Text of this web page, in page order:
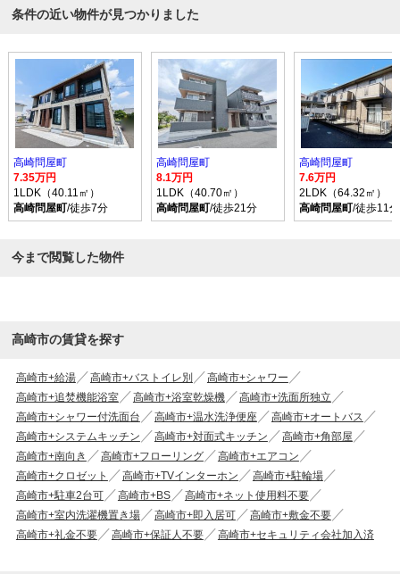
条件の近い物件が見つかりました
高崎問屋町
7.35万円
1LDK（40.11㎡）
高崎問屋町/徒歩7分
高崎問屋町
8.1万円
1LDK（40.70㎡）
高崎問屋町/徒歩21分
高崎問屋町
7.6万円
2LDK（64.32㎡）
高崎問屋町/徒歩11分
今まで閲覧した物件
高崎市の賃貸を探す
高崎市+給湯 高崎市+バストイレ別
高崎市+シャワー
高崎市+追焚機能浴室
高崎市+浴室乾燥機
高崎市+洗面所独立
高崎市+シャワー付洗面台
高崎市+温水洗浄便座
高崎市+オートバス
高崎市+システムキッチン
高崎市+対面式キッチン
高崎市+角部屋
高崎市+南向き
高崎市+フローリング
高崎市+エアコン
高崎市+クロゼット
高崎市+TVインターホン
高崎市+駐輪場
高崎市+駐車2台可
高崎市+BS
高崎市+ネット使用料不要
高崎市+室内洗濯機置き場
高崎市+即入居可
高崎市+敷金不要
高崎市+礼金不要
高崎市+保証人不要 高崎市+セキュリティ会社加入済